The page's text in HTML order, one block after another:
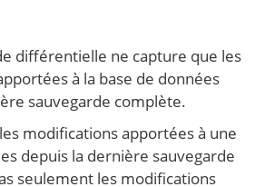
différentielle ne capture que les
à la base de données
sauvegarde complète.
modifications apportées à une
depuis la dernière sauvegarde
seulement les modifications